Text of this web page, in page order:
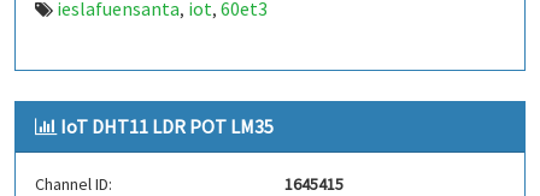
ieslafuensanta, iot, 60et3
IoT DHT11 LDR POT LM35
Channel ID:
1645415